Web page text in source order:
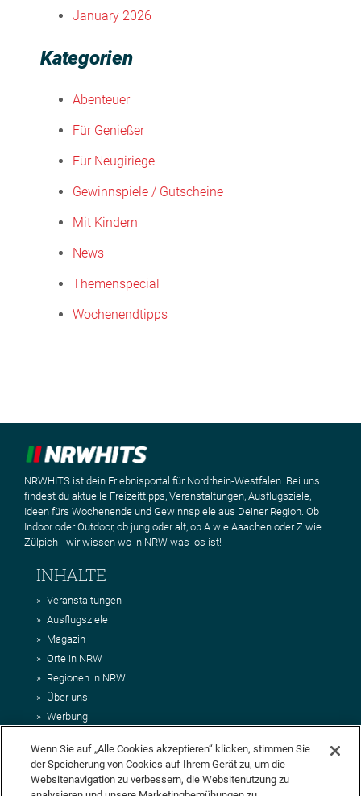
January 2026
Kategorien
Abenteuer
Für Genießer
Für Neugiriege
Gewinnspiele / Gutscheine
Mit Kindern
News
Themenspecial
Wochenendtipps
NRWHITS ist dein Erlebnisportal für Nordrhein-Westfalen. Bei uns
findest du aktuelle Freizeittipps, Veranstaltungen, Ausflugsziele,
Ideen fürs Wochenende und Gewinnspiele aus Deiner Region. Ob
Indoor oder Outdoor, ob jung oder alt, ob A wie Aaachen oder Z wie
Zülpich - wir wissen wo in NRW was los ist!
INHALTE
Veranstaltungen
Ausflugsziele
Magazin
Orte in NRW
Regionen in NRW
Über uns
Werbung
Impressum
AGB
Datenschutz
Wenn Sie auf „Alle Cookies akzeptieren“ klicken, stimmen Sie
der Speicherung von Cookies auf Ihrem Gerät zu, um die
Websitenavigation zu verbessern, die Websitenutzung zu